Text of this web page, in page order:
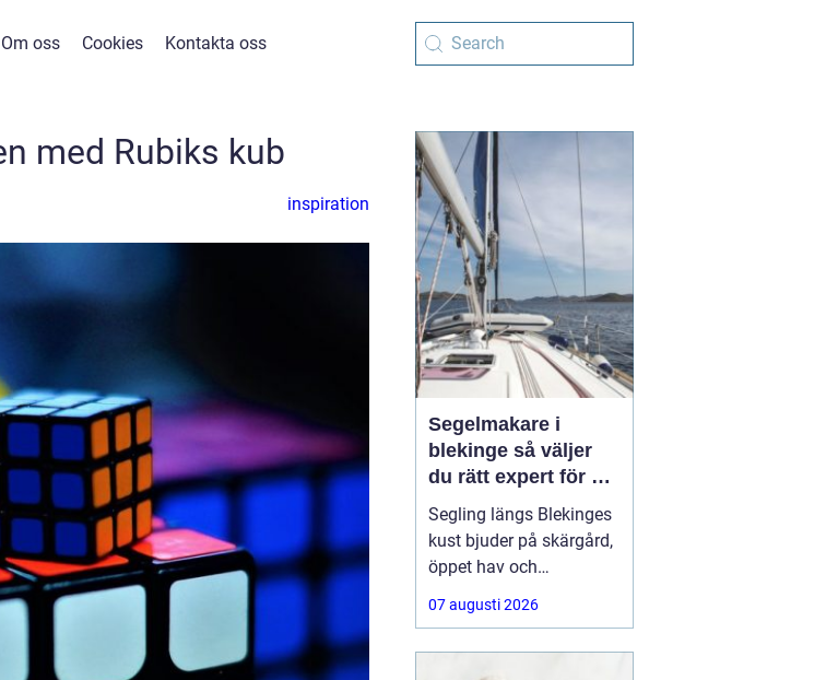
Om oss Cookies Kontakta oss
med Rubiks kub
inspiration
Segelmakare i
blekinge så väljer
du rätt expert för din
segelbåt
Segling längs Blekinges
kust bjuder på skärgård,
öppet hav och
varierande vindar. För att
kunna njuta av allt detta
07 augusti 2026